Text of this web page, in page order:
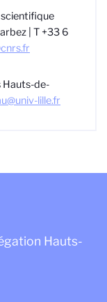
| T +33 6
Hauts-de-
lille.fr
Hauts-